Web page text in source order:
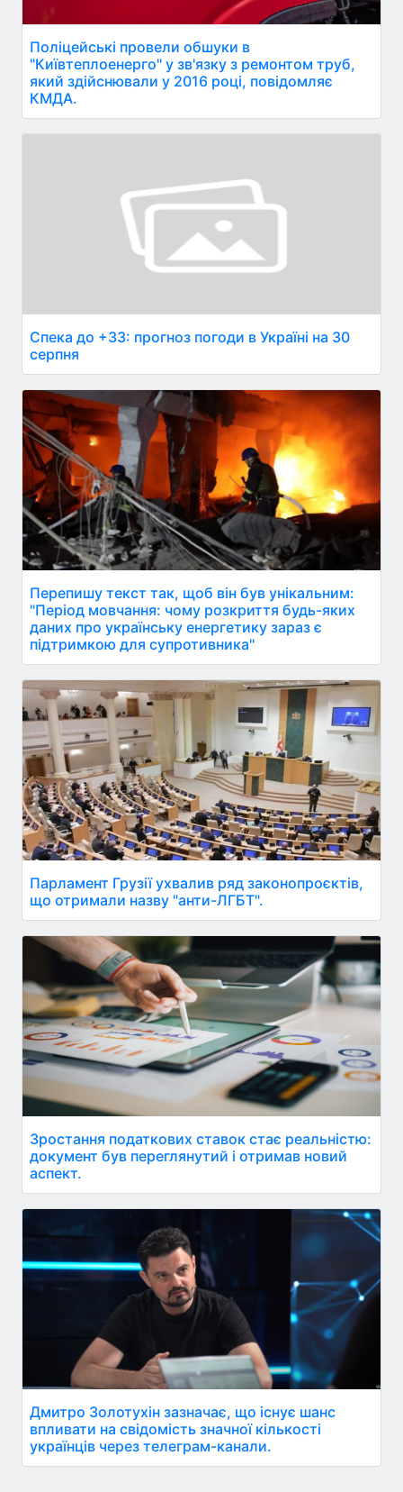
Поліцейські провели обшуки в
"Київтеплоенерго" у зв'язку з ремонтом труб,
який здійснювали у 2016 році, повідомляє
КМДА.
Спека до +33: прогноз погоди в Україні на 30
серпня
Перепишу текст так, щоб він був унікальним:
"Період мовчання: чому розкриття будь-яких
даних про українську енергетику зараз є
підтримкою для супротивника"
Парламент Грузії ухвалив ряд законопроєктів,
що отримали назву "анти-ЛГБТ".
Зростання податкових ставок стає реальністю:
документ був переглянутий і отримав новий
аспект.
Дмитро Золотухін зазначає, що існує шанс
впливати на свідомість значної кількості
українців через телеграм-канали.